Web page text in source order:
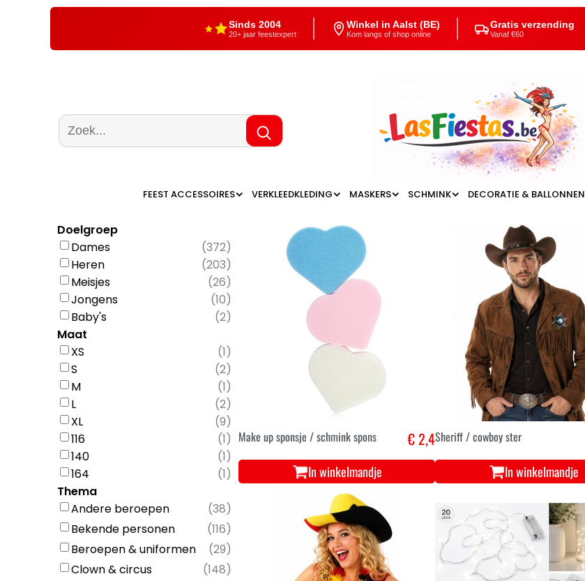
Sinds 2004
20+ jaar feestexpert
Winkel in Aalst (BE)
Kom langs of shop online
Gratis verzending
Vanaf €60
FEEST ACCESSOIRES VERKLEEDKLEDING MASKERS SCHMINK DECORATIE & BALLONNEN
Doelgroep
Dames
(372)
Heren
(203)
Meisjes
(26)
Jongens
(10)
Baby's
(2)
Maat
XS
(1)
S
(2)
M
(1)
L
(2)
XL
(9)
116
(1)
140
(1)
164
(1)
Thema
Andere beroepen
(38)
Bekende personen
(116)
Beroepen & uniformen
(29)
Clown & circus
(148)
Make up sponsje / schmink spons € 2,4
In winkelmandje
Sheriff / cowboy ster
In winkelmandje